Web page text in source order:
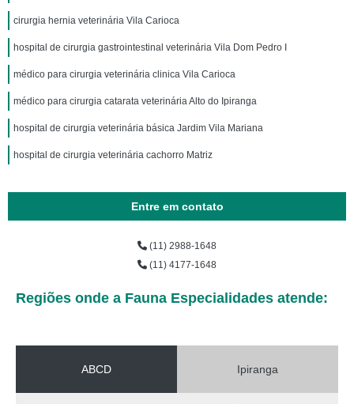
cirurgia hernia veterinária Vila Carioca
hospital de cirurgia gastrointestinal veterinária Vila Dom Pedro I
médico para cirurgia veterinária clinica Vila Carioca
médico para cirurgia catarata veterinária Alto do Ipiranga
hospital de cirurgia veterinária básica Jardim Vila Mariana
hospital de cirurgia veterinária cachorro Matriz
Entre em contato
(11) 2988-1648
(11) 4177-1648
Regiões onde a Fauna Especialidades atende:
ABCD Ipiranga